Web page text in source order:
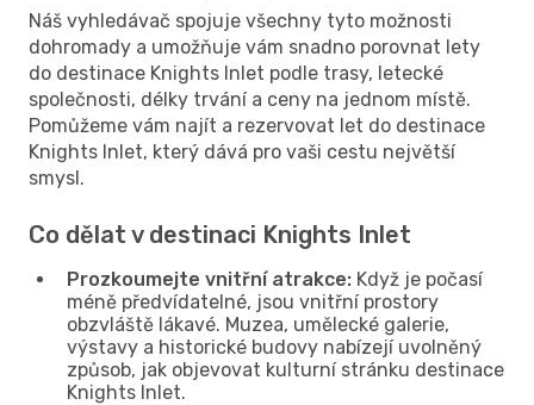
Náš vyhledávač spojuje všechny tyto možnosti
dohromady a umožňuje vám snadno porovnat lety
do destinace Knights Inlet podle trasy, letecké
společnosti, délky trvání a ceny na jednom místě.
Pomůžeme vám najít a rezervovat let do destinace
Knights Inlet, který dává pro vaši cestu největší
smysl.
Co dělat v destinaci Knights Inlet
Prozkoumejte vnitřní atrakce: Když je počasí
méně předvídatelné, jsou vnitřní prostory
obzvláště lákavé. Muzea, umělecké galerie,
výstavy a historické budovy nabízejí uvolněný
způsob, jak objevovat kulturní stránku destinace
Knights Inlet.